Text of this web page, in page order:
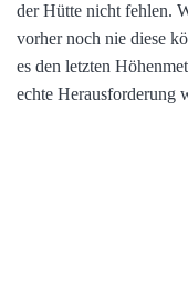
der Hütte nicht fehlen.
vorher noch nie diese
es den letzten
echte Herausforderung